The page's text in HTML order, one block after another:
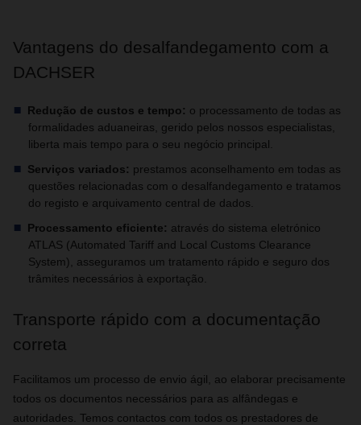
Vantagens do desalfandegamento com a
DACHSER
Redução de custos e tempo: o processamento de todas as
formalidades aduaneiras, gerido pelos nossos especialistas,
liberta mais tempo para o seu negócio principal.
Serviços variados: prestamos aconselhamento em todas as
questões relacionadas com o desalfandegamento e tratamos
do registo e arquivamento central de dados.
Processamento eficiente: através do sistema eletrónico
ATLAS (Automated Tariff and Local Customs Clearance
System), asseguramos um tratamento rápido e seguro dos
trâmites necessários à exportação.
Transporte rápido com a documentação
correta
Facilitamos um processo de envio ágil, ao elaborar precisamente
todos os documentos necessários para as alfândegas e
autoridades. Temos contactos com todos os prestadores de